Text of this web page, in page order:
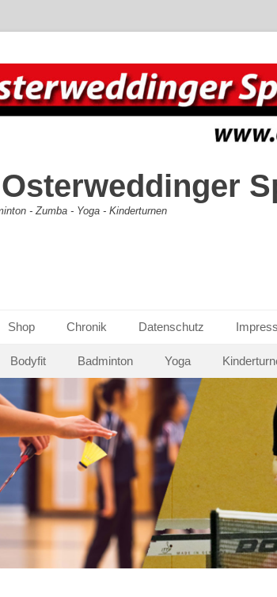
- Zumba - Yoga - Kinderturnen
Shop Chronik Datenschutz
Bodyfit Badminton Yoga